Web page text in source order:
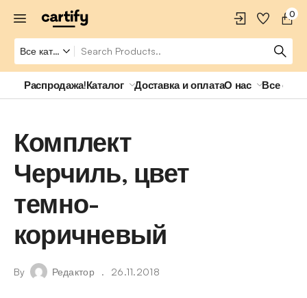
0
Распродажа!Каталог Доставка и оплатаО нас Все о
Комплект
Черчиль, цвет
темно-
коричневый
By Редактор 26.11.2018